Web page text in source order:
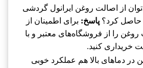
از اصالت روغن ایرانول گردشی
پاسخ: برای اطمینان از
روغن را از فروشگاه‌های معتبر و با
خریداری کنید.
در دماهای بالا هم عملکرد خوبی